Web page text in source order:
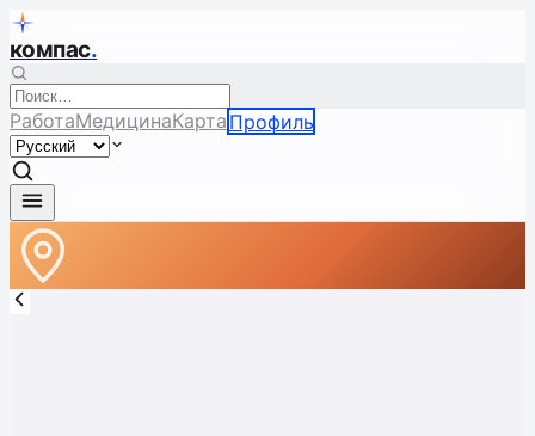
компас.
РаботаМедицинаКарта Профиль